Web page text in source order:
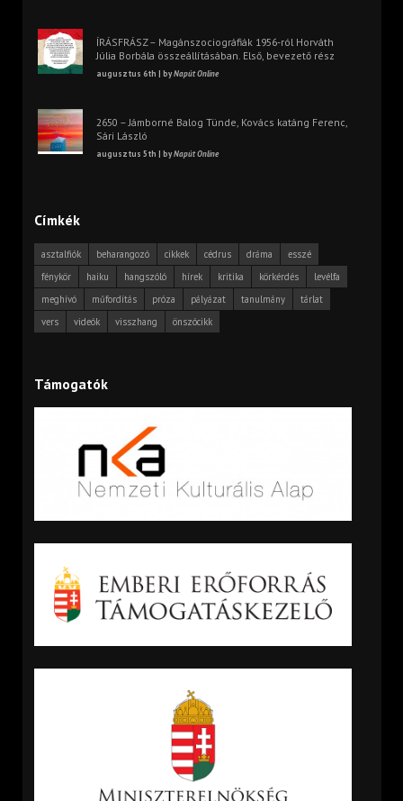
ÍRÁSFRÁSZ – Magánszociográfiák 1956-ról Horváth
Júlia Borbála összeállításában. Első, bevezető rész
augusztus 6th | byNapút Online
2650 – Jámborné Balog Tünde, Kovács katáng Ferenc,
Sári László
augusztus 5th | byNapút Online
Címkék
asztalfiók beharangozó cikkek cédrus dráma
esszé
fénykör
haiku hangszóló hírek kritika körkérdés
levélfa
meghívó
műfordítás próza pályázat tanulmány
tárlat
vers
videók visszhang önszócikk
Támogatók